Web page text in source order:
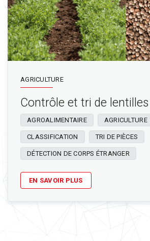
AGRICULTURE
Contrôle et tri de lentilles
AGROALIMENTAIRE AGRICULTURE
CLASSIFICATION TRI DE PIÈCES
DÉTECTION DE CORPS ÉTRANGER
EN SAVOIR PLUS